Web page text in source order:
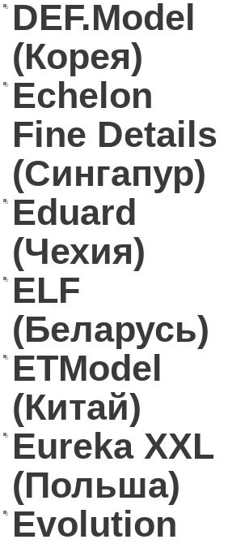
DEF.Model
(Корея)
Echelon
Fine Details
(Сингапур)
Eduard
(Чехия)
ELF
(Беларусь)
ETModel
(Китай)
Eureka XXL
(Польша)
Evolution